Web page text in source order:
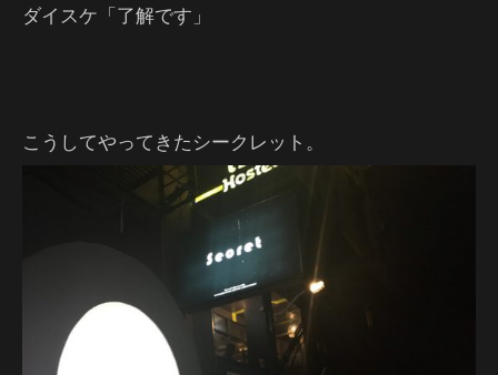
ダイスケ「了解です」
こうしてやってきたシークレット。